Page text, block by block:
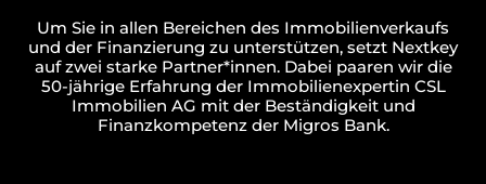
Um Sie in allen Bereichen des Immobilienverkaufs
und der Finanzierung zu unterstützen, setzt Nextkey
auf zwei starke Partner*innen. Dabei paaren wir die
50-jährige Erfahrung der Immobilienexpertin CSL
Immobilien AG mit der Beständigkeit und
Finanzkompetenz der Migros Bank.